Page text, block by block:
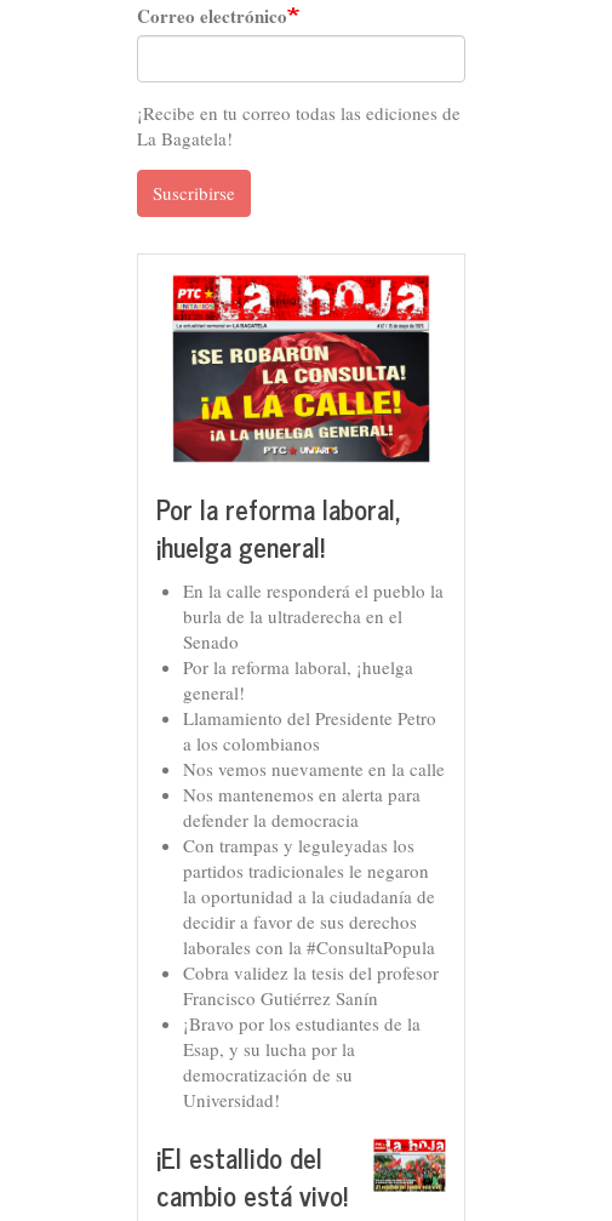
Correo electrónico
¡Recibe en tu correo todas las ediciones de
La Bagatela!
Suscribirse
Por la reforma laboral,
¡huelga general!
En la calle responderá el pueblo la
burla de la ultraderecha en el
Senado
Por la reforma laboral, ¡huelga
general!
Llamamiento del Presidente Petro
a los colombianos
Nos vemos nuevamente en la calle
Nos mantenemos en alerta para
defender la democracia
Con trampas y leguleyadas los
partidos tradicionales le negaron
la oportunidad a la ciudadanía de
decidir a favor de sus derechos
laborales con la #ConsultaPopula
Cobra validez la tesis del profesor
Francisco Gutiérrez Sanín
¡Bravo por los estudiantes de la
Esap, y su lucha por la
democratización de su
Universidad!
¡El estallido del
cambio está vivo!